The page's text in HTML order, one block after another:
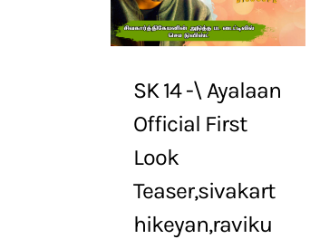
SK 14 -\ Ayalaan
Official First
Look
Teaser,sivakart
hikeyan,raviku